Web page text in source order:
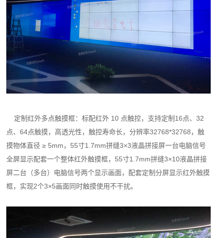
定制红外多点触摸框：标配红外 10 点触控，支持定制16点、32
点、64点触摸，高透光性，触控寿命长，分辨率32768*32768，触
摸物体直径 ≥ 5mm，55寸1.7mm拼缝3×3液晶拼接屏一台电脑信号
全屏显示配套一个整体红外触摸框，55寸1.7mm拼缝3×10液晶拼接
屏二台（多台）电脑信号两个显示画面，配套定制分屏显示红外触摸
框，实现2个3×5画面同时触摸使用不干扰。